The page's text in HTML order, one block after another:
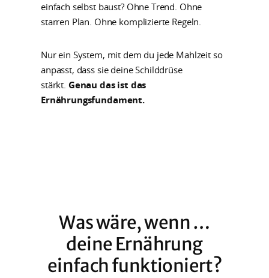
einfach selbst baust? Ohne Trend. Ohne
starren Plan. Ohne komplizierte Regeln.
Nur ein System, mit dem du jede Mahlzeit so
anpasst, dass sie deine Schilddrüse
stärkt. Genau das ist das
Ernährungsfundament.
Was wäre, wenn …
deine Ernährung
einfach funktioniert?